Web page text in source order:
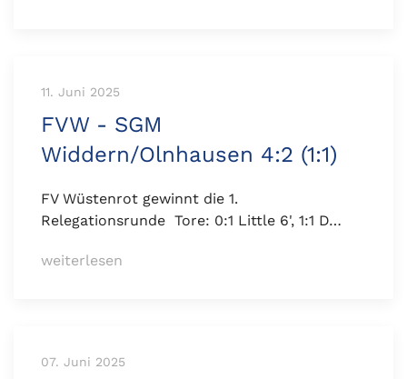
11. Juni 2025
FVW - SGM
Widdern/Olnhausen 4:2 (1:1)
FV Wüstenrot gewinnt die 1.
Relegationsrunde Tore: 0:1 Little 6', 1:1 D…
weiterlesen
07. Juni 2025